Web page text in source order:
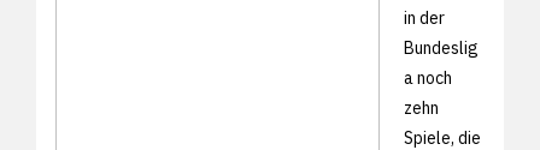
in der
Bundeslig
a noch
zehn
Spiele, die